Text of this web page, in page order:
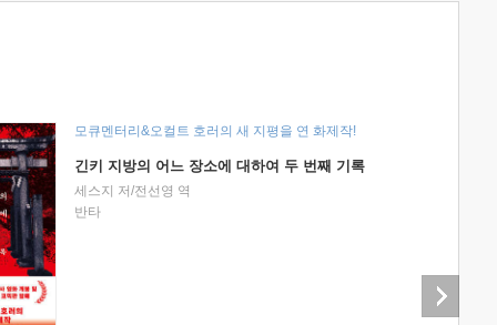
모큐멘터리&오컬트 호러의 새 지평을 연 화제작!
긴키 지방의 어느 장소에 대하여 두 번째 기록
세스지 저/전선영 역
반타